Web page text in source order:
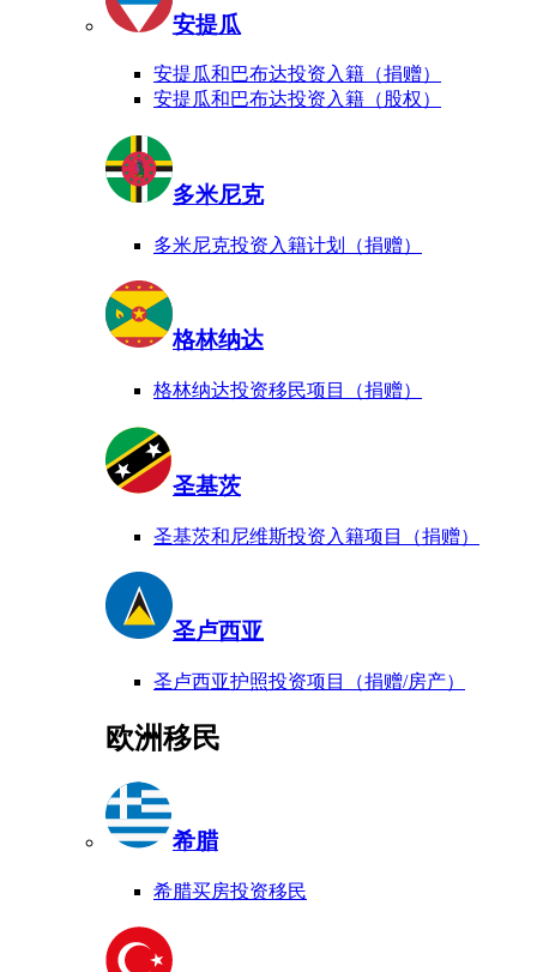
安提瓜
安提瓜和巴布达投资入籍（捐赠）
安提瓜和巴布达投资入籍（股权）
多米尼克
多米尼克投资入籍计划（捐赠）
格林纳达
格林纳达投资移民项目（捐赠）
圣基茨
圣基茨和尼维斯投资入籍项目（捐赠）
圣卢西亚
圣卢西亚护照投资项目（捐赠/房产）
欧洲移民
希腊
希腊买房投资移民